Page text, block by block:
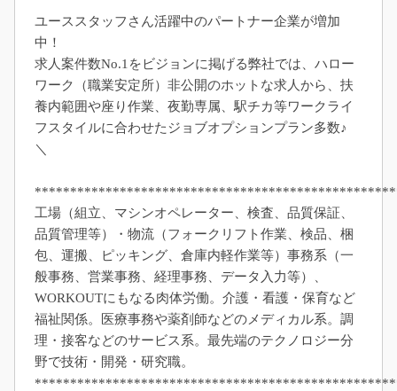
ユーススタッフさん活躍中のパートナー企業が増加
中！
求人案件数No.1をビジョンに掲げる弊社では、ハロー
ワーク（職業安定所）非公開のホットな求人から、扶
養内範囲や座り作業、夜勤専属、駅チカ等ワークライ
フスタイルに合わせたジョブオプションプラン多数♪
＼
工場（組立、マシンオペレーター、検査、品質保証、
品質管理等）・物流（フォークリフト作業、検品、梱
包、運搬、ピッキング、倉庫内軽作業等）事務系（一
般事務、営業事務、経理事務、データ入力等）、
WORKOUTにもなる肉体労働。介護・看護・保育など
福祉関係。医療事務や薬剤師などのメディカル系。調
理・接客などのサービス系。最先端のテクノロジー分
野で技術・開発・研究職。